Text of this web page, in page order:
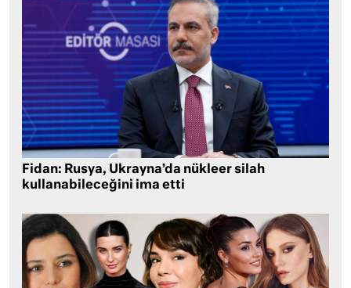
Fidan: Rusya, Ukrayna’da nükleer silah
kullanabileceğini ima etti